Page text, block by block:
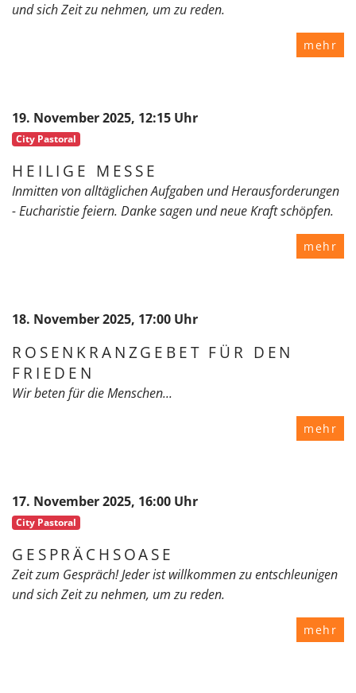
und sich Zeit zu nehmen, um zu reden.
mehr
19. November 2025, 12:15 Uhr
City Pastoral
HEILIGE MESSE
Inmitten von alltäglichen Aufgaben und Herausforderungen
- Eucharistie feiern. Danke sagen und neue Kraft schöpfen.
mehr
18. November 2025, 17:00 Uhr
ROSENKRANZGEBET FÜR DEN
FRIEDEN
Wir beten für die Menschen...
mehr
17. November 2025, 16:00 Uhr
City Pastoral
GESPRÄCHSOASE
Zeit zum Gespräch! Jeder ist willkommen zu entschleunigen
und sich Zeit zu nehmen, um zu reden.
mehr